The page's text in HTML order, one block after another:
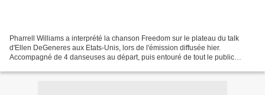
Pharrell Williams a interprété la chanson Freedom sur le plateau du talk
d'Ellen DeGeneres aux Etats-Unis, lors de l'émission diffusée hier.
Accompagné de 4 danseuses au départ, puis entouré de tout le public